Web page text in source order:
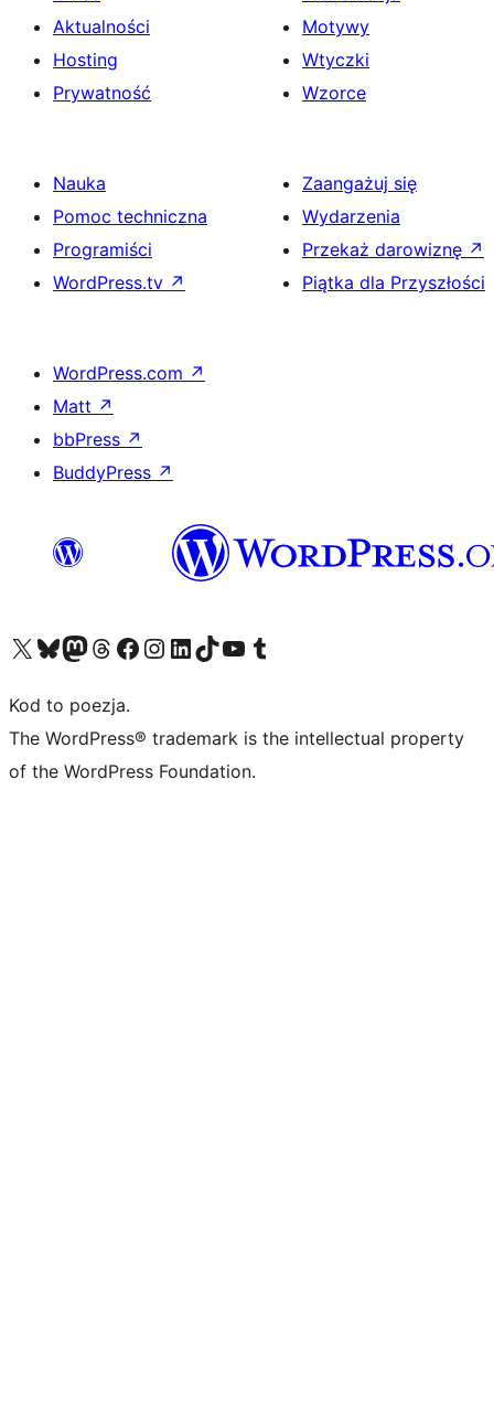
Aktualności
Hosting
Prywatność
Motywy
Wtyczki
Wzorce
Nauka
Pomoc techniczna
Programiści
WordPress.tv ↗
Zaangażuj się
Wydarzenia
Przekaż darowiznę ↗
Piątka dla Przyszłości
WordPress.com ↗
Matt ↗
bbPress ↗
BuddyPress ↗
Odwiedź nasze konto X (dawniej Twitter)
Odwiedź nasze konto Bluesky
Odwiedź nasze konto na Mastodoncie
Odwiedź naszego Threadsa
Odwiedź naszego Facebooka
Odwiedź nasze konto na Instagramie
Odwiedź nasze konto na LinkedIn
Odwiedź naszego TikToka
Odwiedź nasz kanał YouTube
Odwiedź naszego Tumblra
Kod to poezja.
The WordPress® trademark is the intellectual property
of the WordPress Foundation.